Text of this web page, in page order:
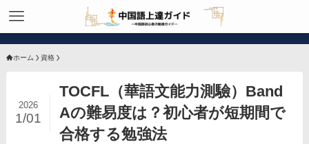
ホーム 資格
TOCFL（華語文能力測驗）Band
Aの難易度は？初心者が短期間で
合格する勉強法
2026
1/01